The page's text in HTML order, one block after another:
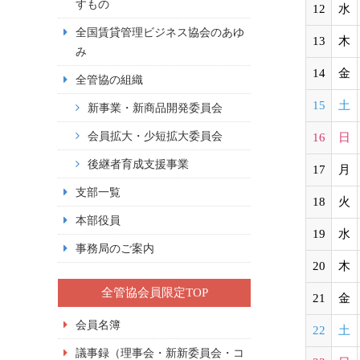
12 水
13 木
14 金
15 土
16 日
17 月
18 火
19 水
20 木
21 金
22 土
すもの
全国賃貸管理ビジネス協会のあゆ
み
全管協の組織
新事業・新商品開発委員会
会員拡大・少短拡大委員会
後継者育成支援事業
支部一覧
本部役員
事務局のご案内
全管協会員限定TOP
会員名簿
議事録（理事会・新新委員会・コ